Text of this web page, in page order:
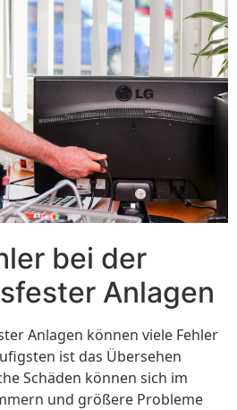
bei der
Anlagen
Anlagen können viele Fehler
ist das Übersehen
Schäden können sich im
und größere Probleme